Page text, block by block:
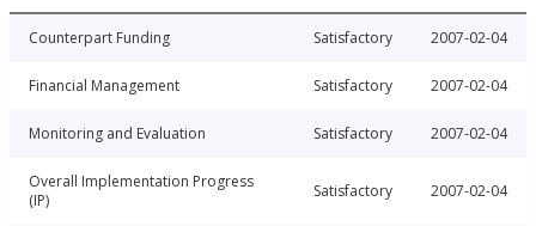
Counterpart Funding Satisfactory 2007-02-04
Financial Management Satisfactory 2007-02-04
Monitoring and Evaluation Satisfactory 2007-02-04
Overall Implementation Progress
(IP)
Satisfactory 2007-02-04